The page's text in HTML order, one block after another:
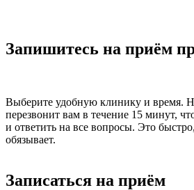
Запишитесь на приём
Выберите удобную клинику и время.
перезвонит вам в течение 15 минут,
и ответить на все вопросы. Это
обязывает.
Записаться на приём